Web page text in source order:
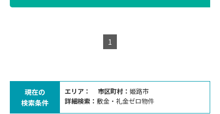
1
現在の
検索条件
エリア： 市区町村： 姫路市
詳細検索： 敷金・礼金ゼロ物件